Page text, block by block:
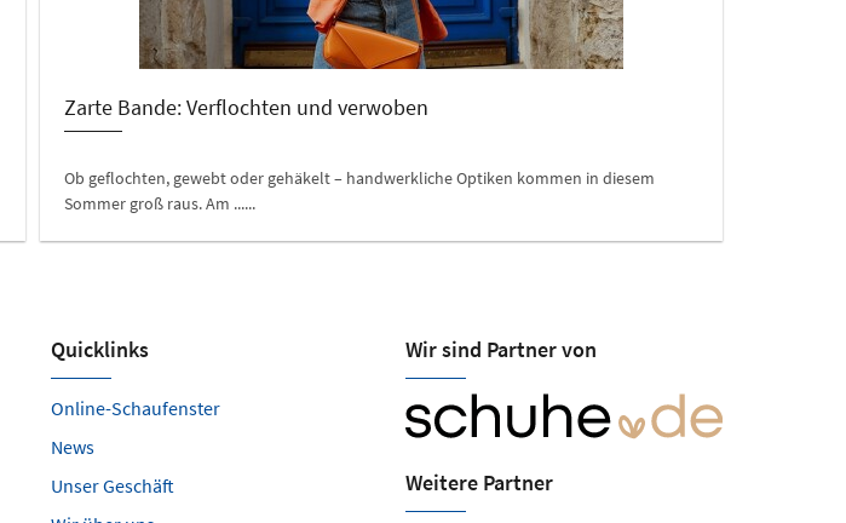
Zarte Bande: Verflochten und verwoben
Ob geflochten, gewebt oder gehäkelt – handwerkliche Optiken kommen in diesem
Sommer groß raus. Am ......
Quicklinks
Online-Schaufenster
News
Unser Geschäft
Wir sind Partner von
Weitere Partner